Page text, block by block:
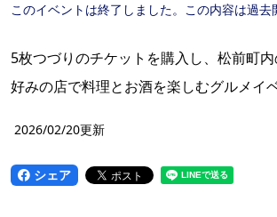
このイベントは終了しました。この内容は過去
5枚つづりのチケットを購入し、松前町内
好みの店で料理とお酒を楽しむグルメイベ
2026/02/20更新
シェア